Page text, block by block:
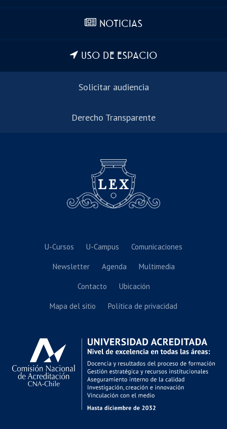
NOTICIAS
USO DE ESPACIO
Solicitar audiencia
Derecho Transparente
U-Cursos U-Campus Comunicaciones
Newsletter Agenda Multimedia
Contacto Ubicación
Mapa del sitio Política de privacidad